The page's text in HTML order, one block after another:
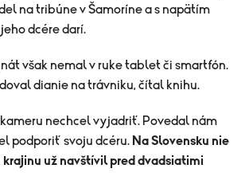
na tribúne v Šamoríne a s napätím
dcére darí.
však nemal v ruke tablet či smartfón.
dianie na trávniku, čítal knihu.
nechcel vyjadriť. Povedal nám
podporiť svoju dcéru. Na Slovensku nie
krajinu už navštívil pred dvadsiatimi